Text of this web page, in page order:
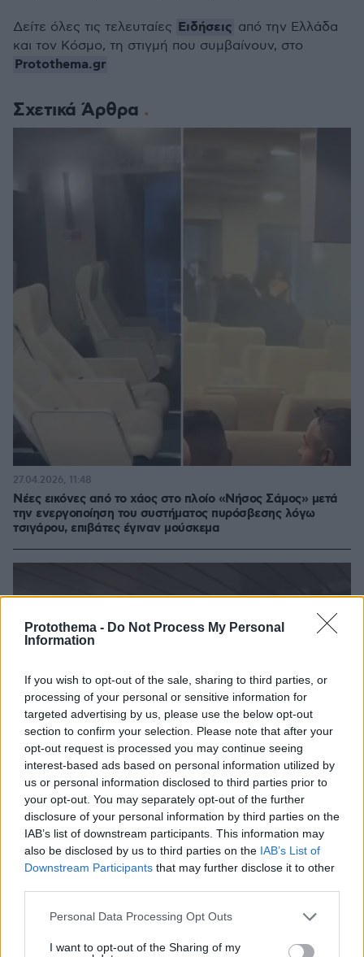
Protothema - Do Not Process My Personal
Information
If you wish to opt-out of the sale, sharing to third parties, or
processing of your personal or sensitive information for
targeted advertising by us, please use the below opt-out
section to confirm your selection. Please note that after your
opt-out request is processed you may continue seeing
interest-based ads based on personal information utilized by
us or personal information disclosed to third parties prior to
your opt-out. You may separately opt-out of the further
disclosure of your personal information by third parties on the
IAB’s list of downstream participants. This information may
also be disclosed by us to third parties on the IAB’s List of
Downstream Participants that may further disclose it to other
Please note that this website/app uses one or more Google
not limited to your visit or usage behaviour. You may click to
Personal Data Processing Opt Outs
I want to opt-out of the Sharing of my
Σχετικά Άρθρα
Νέες εικόνες από το χάος στο πλοίο «Νήσος Σάμος» μετά
την ενεργοποίηση του συστήματος πυρόσβεσης λόγω
τσιγάρου, επιβάτες έγιναν μούσκεμα
27.04.2026, 11:48
αμέσως ενεργοποιήθηκε το σύστημα πυρόσβεσης, δείτε
26.04.2026, 15:37
Δείτε όλες τις τελευταίες Ειδήσεις από την Ελλάδα
και τον Κόσμο, τη στιγμή που συμβαίνουν, στο
Protothema.gr